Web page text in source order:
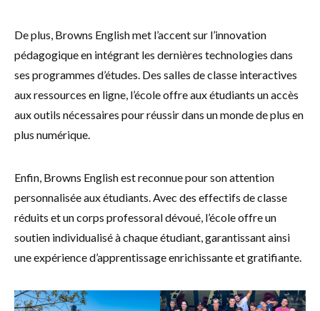
De plus, Browns English met l’accent sur l’innovation
pédagogique en intégrant les dernières technologies dans
ses programmes d’études. Des salles de classe interactives
aux ressources en ligne, l’école offre aux étudiants un accès
aux outils nécessaires pour réussir dans un monde de plus en
plus numérique.
Enfin, Browns English est reconnue pour son attention
personnalisée aux étudiants. Avec des effectifs de classe
réduits et un corps professoral dévoué, l’école offre un
soutien individualisé à chaque étudiant, garantissant ainsi
une expérience d’apprentissage enrichissante et gratifiante.